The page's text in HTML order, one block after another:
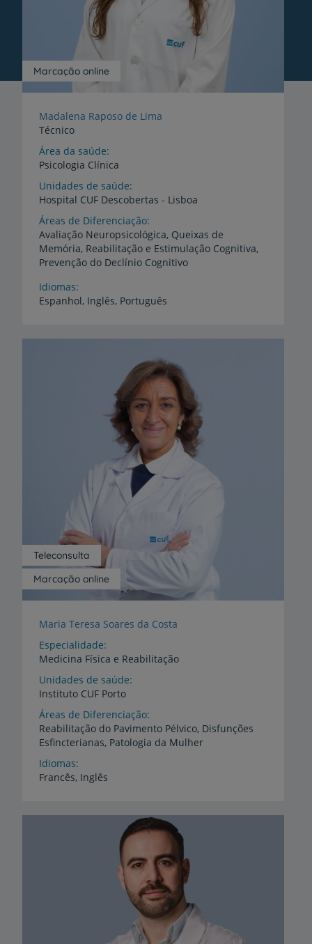
Marcação online
Madalena Raposo de Lima
Técnico
Área da saúde
Psicologia Clínica
Unidades de saúde
Hospital CUF Descobertas - Lisboa
Áreas de Diferenciação
Avaliação Neuropsicológica, Queixas de
Memória, Reabilitação e Estimulação Cognitiva,
Prevenção do Declínio Cognitivo
Idiomas
Espanhol, Inglês, Português
Marcação online
Teleconsulta
Maria Teresa Soares da Costa
Especialidade
Medicina Física e Reabilitação
Unidades de saúde
Instituto CUF Porto
Áreas de Diferenciação
Reabilitação do Pavimento Pélvico, Disfunções
Esfincterianas, Patologia da Mulher
Idiomas
Francês, Inglês